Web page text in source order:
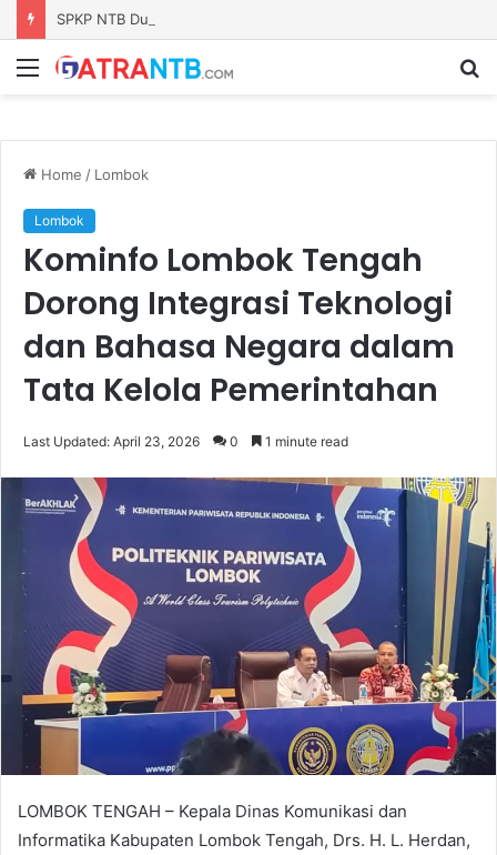
Menu
Home / Lombok
Lombok
​Kominfo Lombok Tengah
Dorong Integrasi Teknologi
dan Bahasa Negara dalam
Tata Kelola Pemerintahan
Last Updated: April 23, 2026 0 1 minute read
LOMBOK TENGAH – Kepala Dinas Komunikasi dan
Informatika Kabupaten Lombok Tengah, Drs. H. L. Herdan,